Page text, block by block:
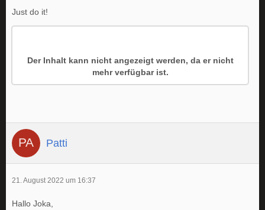
Just do it!
Der Inhalt kann nicht angezeigt werden, da er nicht
mehr verfügbar ist.
Patti
21. August 2022 um 16:37
Hallo Joka,